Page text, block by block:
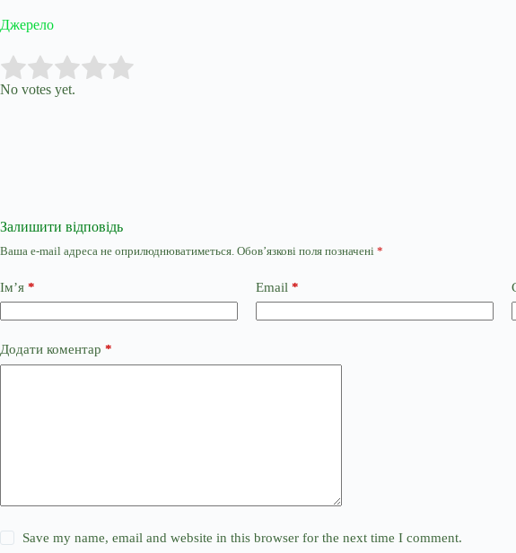
Джерело
Rate this item:
No votes yet.
Залишити відповідь
Ваша e-mail адреса не оприлюднюватиметься. Обов’язкові поля позначені *
Ім’я * Email *
Додати коментар *
Save my name, email and website in this browser for the next time I comment.